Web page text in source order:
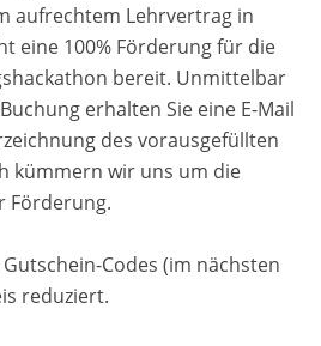
aufrechtem Lehrvertrag in
eine 100% Förderung für die
bereit. Unmittelbar
erhalten Sie eine E-Mail
des vorausgefüllten
kümmern wir uns um die
Förderung.
Codes (im nächsten
reduziert.